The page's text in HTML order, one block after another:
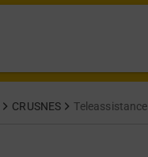
CRUSNES Teleassistance